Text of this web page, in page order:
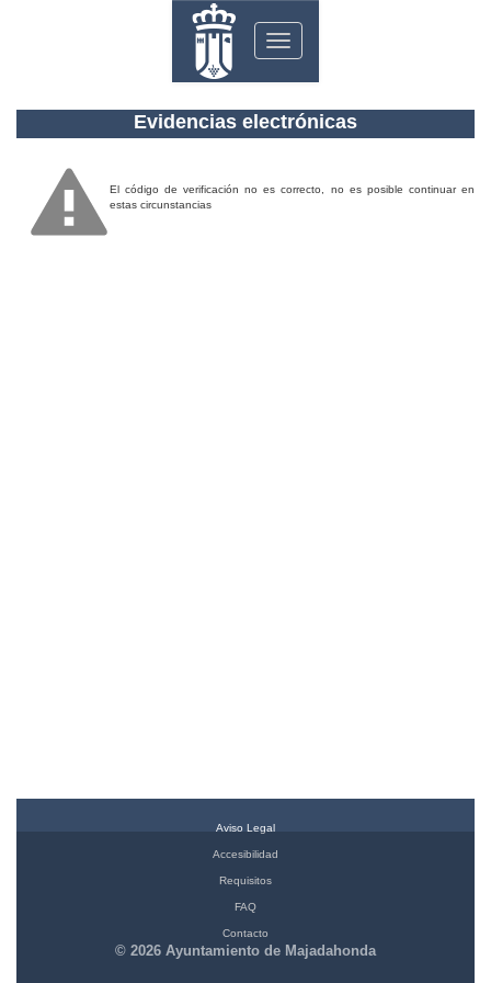
Toggle
navigation
Evidencias electrónicas
El código de verificación no es correcto, no es posible continuar en
estas circunstancias
Aviso Legal
Accesibilidad
Requisitos
FAQ
Contacto
© 2026 Ayuntamiento de Majadahonda